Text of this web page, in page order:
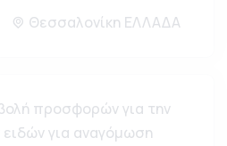
Θεσσαλονίκη ΕΛΛΑΔΑ
προσφορών για την
για αναγόμωση